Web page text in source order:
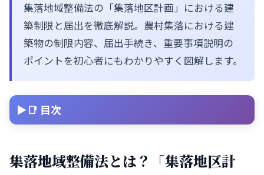
集落地域整備法の「集落地区計画」における建
築制限と届出を徹底解説。農村集落における建
築物の制限内容、届出手続き、重要事項説明の
ポイントを初心者にもわかりやすく図解します。
📑 目次
集落地域整備法とは？「集落地区計